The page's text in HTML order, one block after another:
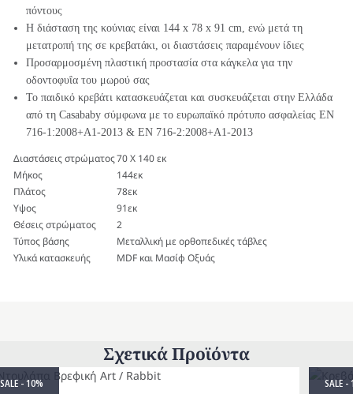
πόντους
Η διάσταση της κούνιας είναι 144 x 78 x 91 cm, ενώ μετά τη
μετατροπή της σε κρεβατάκι, οι διαστάσεις παραμένουν ίδιες
Προσαρμοσμένη πλαστική προστασία στα κάγκελα για την
οδοντοφυΐα του μωρού σας
Το παιδικό κρεβάτι κατασκευάζεται και συσκευάζεται στην Ελλάδα
από τη Casababy σύμφωνα με το ευρωπαϊκό πρότυπο ασφαλείας EN
716-1:2008+A1-2013 & EN 716-2:2008+A1-2013
Διαστάσεις στρώματος70 Χ 140 εκ
Μήκος
144εκ
Πλάτος
78εκ
Υψος
91εκ
Θέσεις στρώματος
2
Τύπος βάσης
Μεταλλική με ορθοπεδικές τάβλες
Υλικά κατασκευής
MDF και Μασίφ Οξυάς
Σχετικά Προϊόντα
SALE - 10% SALE -